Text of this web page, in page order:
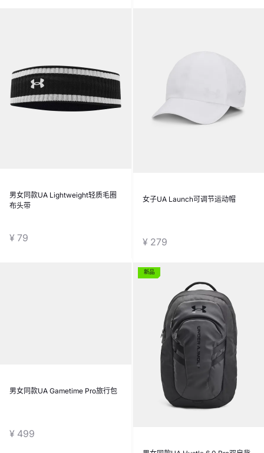
男女同款UA Lightweight轻质毛圈
布头带
¥ 79
女子UA Launch可调节运动帽
¥ 279
新品